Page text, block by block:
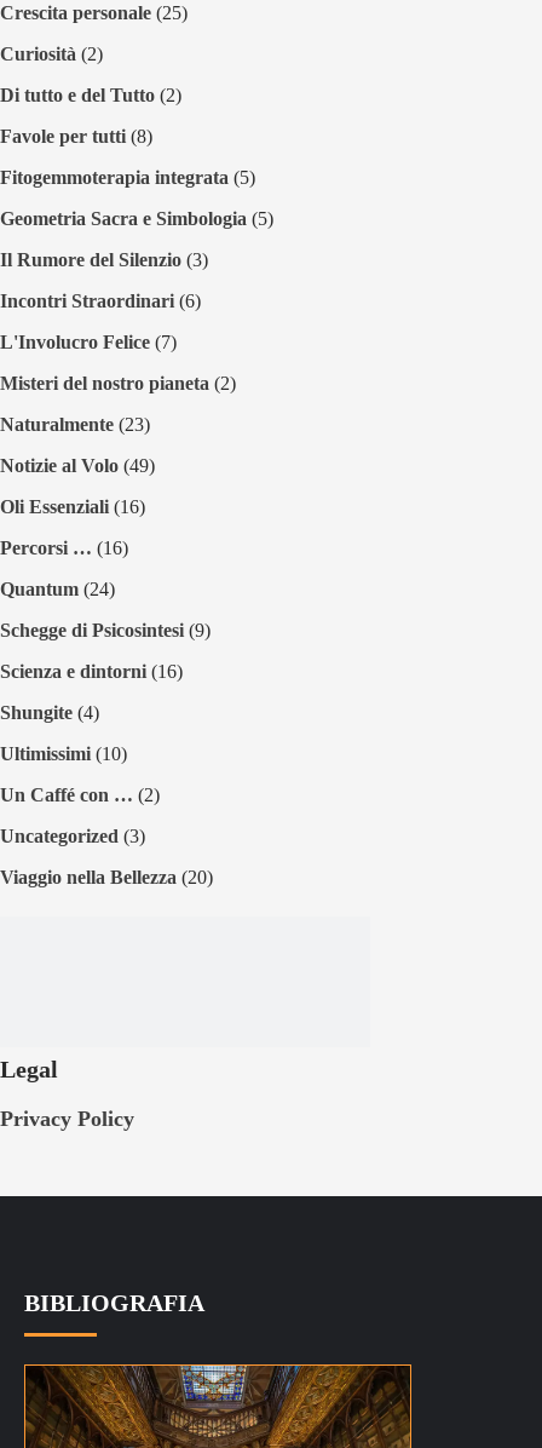
Crescita personale (25)
Curiosità (2)
Di tutto e del Tutto (2)
Favole per tutti (8)
Fitogemmoterapia integrata (5)
Geometria Sacra e Simbologia (5)
Il Rumore del Silenzio (3)
Incontri Straordinari (6)
L'Involucro Felice (7)
Misteri del nostro pianeta (2)
Naturalmente (23)
Notizie al Volo (49)
Oli Essenziali (16)
Percorsi … (16)
Quantum (24)
Schegge di Psicosintesi (9)
Scienza e dintorni (16)
Shungite (4)
Ultimissimi (10)
Un Caffé con … (2)
Uncategorized (3)
Viaggio nella Bellezza (20)
Legal
Privacy Policy
BIBLIOGRAFIA